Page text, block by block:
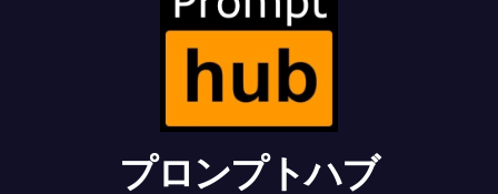
プロンプトハブ